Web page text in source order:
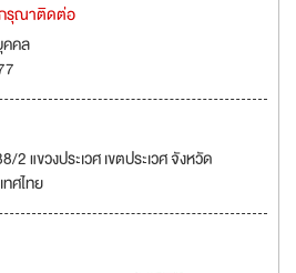
กรุณาติดต่อ
คล
แขวงประเวศ เขตประเวศ จังหวัด
ศไทย